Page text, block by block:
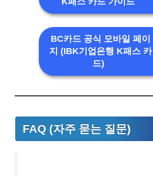
BC카드 공식 모바일 페이
지 (IBK기업은행 K패스 카
드)
FAQ (자주 묻는 질문)